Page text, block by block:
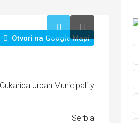
Otvori na Google Mapi
Cukarica Urban Municipality
Serbia